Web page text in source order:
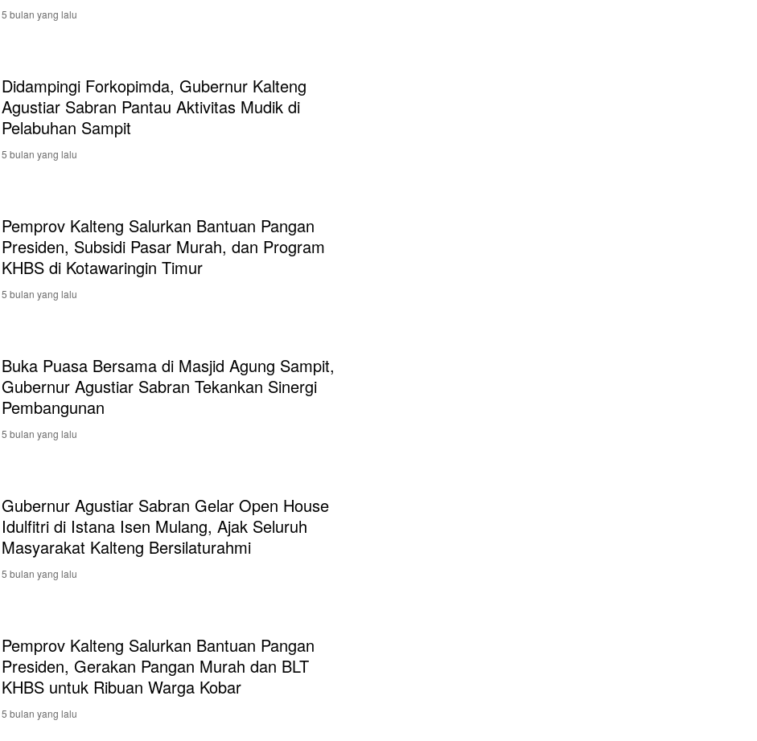
5 bulan yang lalu
Didampingi Forkopimda, Gubernur Kalteng
Agustiar Sabran Pantau Aktivitas Mudik di
Pelabuhan Sampit
5 bulan yang lalu
Pemprov Kalteng Salurkan Bantuan Pangan
Presiden, Subsidi Pasar Murah, dan Program
KHBS di Kotawaringin Timur
5 bulan yang lalu
Buka Puasa Bersama di Masjid Agung Sampit,
Gubernur Agustiar Sabran Tekankan Sinergi
Pembangunan
5 bulan yang lalu
Gubernur Agustiar Sabran Gelar Open House
Idulfitri di Istana Isen Mulang, Ajak Seluruh
Masyarakat Kalteng Bersilaturahmi
5 bulan yang lalu
Pemprov Kalteng Salurkan Bantuan Pangan
Presiden, Gerakan Pangan Murah dan BLT
KHBS untuk Ribuan Warga Kobar
5 bulan yang lalu